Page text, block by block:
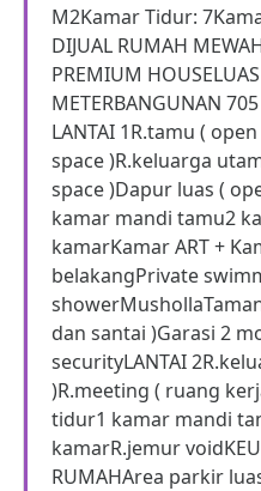
M2Kamar Tidur:
DIJUAL RUMAH
PREMIUM
METERBANGUNAN
LANTAI 1R.tamu (
space )R.keluarga
space )Dapur luas (
kamar mandi tamu2
kamarKamar ART +
belakangPrivate
dan santai )Garasi 2
securityLANTAI
)R.meeting ( ruang
tidur1 kamar mandi
kamarR.jemur
RUMAHArea parkir